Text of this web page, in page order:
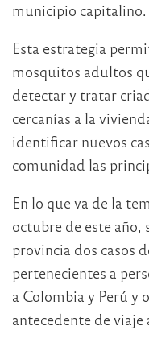
municipio capitalino.
Esta estrategia
mosquitos adultos
detectar y tratar
cercanías a la
identificar nuevos
comunidad las
En lo que va de la
octubre de este año,
provincia dos casos
pertenecientes a
a Colombia y Perú y
antecedente de viaje